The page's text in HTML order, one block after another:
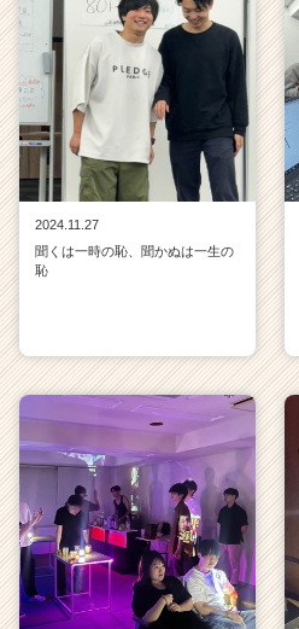
2024.11.27
聞くは一時の恥、聞かぬは一生の
恥